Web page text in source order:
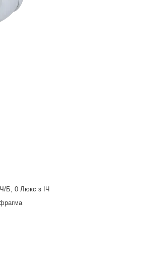
Б, 0 Люкс з ІЧ